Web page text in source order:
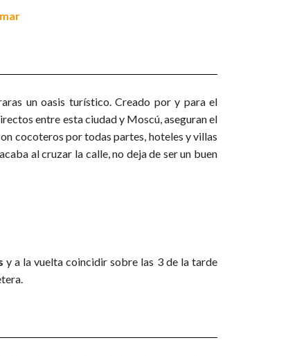
un oasis turístico. Creado por y para el
entre esta ciudad y Moscú, aseguran el
cocoteros por todas partes, hoteles y villas
al cruzar la calle, no deja de ser un buen
y a la vuelta coincidir sobre las 3 de la tarde